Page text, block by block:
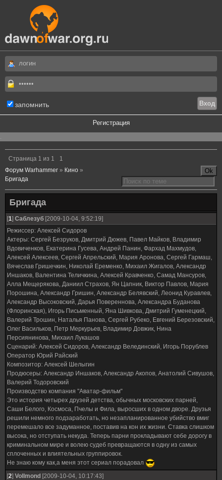
запомнить
Регистрация
.
Страница 1 из 1
1
Форум Warhammer » Кино »
Бригада
Бригада
[1] Саблезуб [2009-10-04, 9:52:19]
Режиссер: Алексей Сидоров
Актеры: Сергей Безруков, Дмитрий Дюжев, Павел Майков, Владимир
Вдовиченков, Екатерина Гусева, Андрей Панин, Фархад Махмудов,
Алексей Алексеев, Сергей Апрельский, Мария Аронова, Сергей Гармаш,
Вячеслав Гришечкин, Николай Еременко, Михаил Жигалов, Александр
Иншаков, Валентина Теличкина, Алексей Кравченко, Самад Мансуров,
Алла Мещерякова, Даниил Страхов, Ян Цапник, Виктор Павлов, Мария
Порошина, Александр Гришин, Александр Белявский, Леонид Куравлев,
Александр Высоковский, Дарья Повереннова, Александра Буданова
(Флоринская), Игорь Письменный, Яна Шивкова, Дмитрий Гуменецкий,
Валерий Трошин, Наталья Панова, Сергей Рубеко, Евгений Березовский,
Олег Васильков, Петр Меркурьев, Владимир Довжик, Нина
Персиянинова, Михаил Лукашов
Сценарий: Алексей Сидоров, Александр Велединский, Игорь Порублев
Оператор Юрий Райский
Композитор: Алексей Шелыгин
Продюсеры: Александр Иншаков, Александр Акопов, Анатолий Сивушов,
Валерий Тодоровский
Производство компания "Аватар-фильм"
Это история четырех друзей детства, обычных московских парней,
Саши Белого, Космоса, Пчелы и Фила, выросших в одном дворе. Друзья
решили немного подзаработать, но незапланированное убийство вмиг
перемешало все задуманное, поставив на кон их жизни. Ставка слишком
высока, но отступать некуда. Теперь парни прокладывают себе дорогу в
криминальном мире и волею судеб превращаются в одну из самых
сплоченных и влиятельных группировок.
Не знаю кому как,а меня этот сериал порадовал
[2] Vollmond [2009-10-04, 10:17:43]